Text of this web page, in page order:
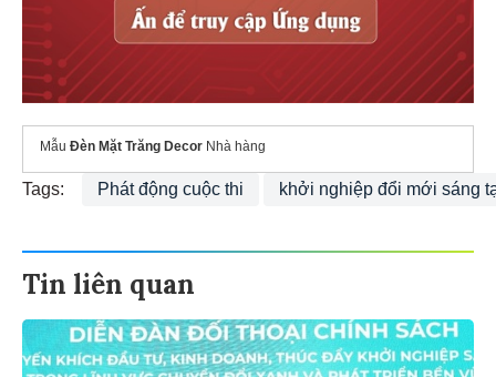
Mẫu Đèn Mặt Trăng Decor Nhà hàng
Tags: Phát động cuộc thi khởi nghiệp đổi mới sáng
Tin liên quan